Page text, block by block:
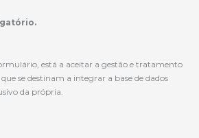
está a aceitar a gestão e tratamento
se destinam a integrar a base de dados
da própria.